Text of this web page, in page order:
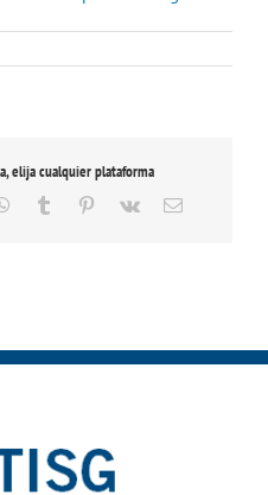
elija cualquier plataforma
WhatsApp
Tumblr Pinterest
Vk
Correo